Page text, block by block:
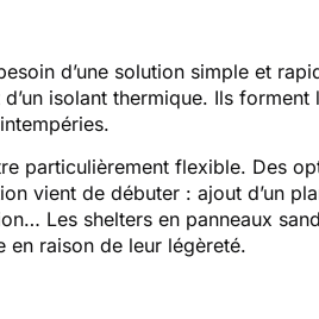
d’une solution simple et
isolant thermique. Ils
particulièrement flexible. Des
vient de débuter : ajout d’un
Les shelters en panneaux
en raison de leur légèreté.